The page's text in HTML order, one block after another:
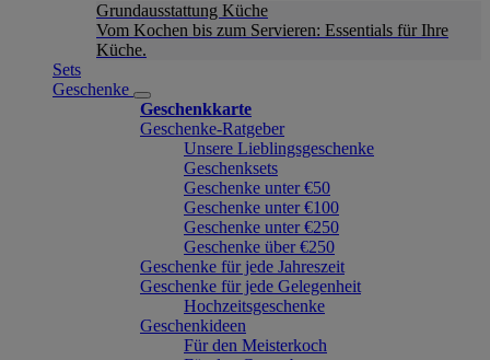
Grundausstattung Küche
Vom Kochen bis zum Servieren: Essentials für Ihre
Küche.
Sets
Geschenke
Geschenkkarte
Geschenke-Ratgeber
Unsere Lieblingsgeschenke
Geschenksets
Geschenke unter €50
Geschenke unter €100
Geschenke unter €250
Geschenke über €250
Geschenke für jede Jahreszeit
Geschenke für jede Gelegenheit
Hochzeitsgeschenke
Geschenkideen
Für den Meisterkoch